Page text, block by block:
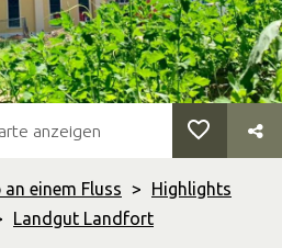
einem Fluss >
Highlights
Landgut Landfort
anzeigen